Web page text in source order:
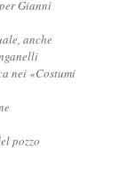
Gianni
anche
nei «Costumi
pozzo